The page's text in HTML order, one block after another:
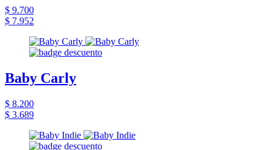
$ 9.700
$ 7.952
Baby Carly
$ 8.200
$ 3.689